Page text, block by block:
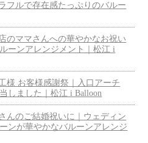
フルで存在感たっぷりのバルー
のママさんへの華やかなお祝い
ーンアレンジメント｜松江 i
様 お客様感謝祭｜入口アーチ
しました｜松江 i Balloon
んのご結婚祝いに｜ウェディン
ンが華やかなバルーンアレンジ